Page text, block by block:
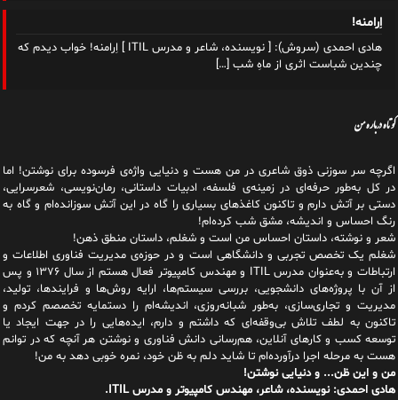
اِرامنه!
هادی احمدی (سروش): [ نویسنده، شاعر و مدرس ITIL ] اِرامنه! خواب دیدم که
چندین شب​است اثری از ماهِ شب […]
کوتاه درباره من
اگرچه سر سوزنی ذوق شاعری در من هست و دنیایی واژه‌‌ی فرسوده برای نوشتن! اما
در کل به‌طور حرفه‌ای در زمینه‌ی فلسفه، ادبیات داستانی، رمان‌نویسی، شعرسرایی،
دستی بر آتش دارم و تاکنون کاغذهای بسیاری را گاه در این آتش سوزانده‌ام و گاه به
رنگ احساس و اندیشه، مشق شب کرده‌ام!
شعر و نوشته، داستان احساس من است و شغلم، داستان منطق ذهن!
شغلم یک تخصص تجربی و دانشگاهی است و در حوزه‌ی مدیریت فناوری اطلاعات و
ارتباطات و به‌عنوان مدرس ITIL و مهندس کامپیوتر فعال هستم از سال ۱۳۷۶ و پس
از آن با پروژه‌های دانشجویی، بررسی سیستم‌ها، ارایه روش‌ها و فرایندها، تولید،
مدیریت و تجاری‌سازی، به‌طور شبانه‌روزی، اندیشه‌ام را دستمایه تخصصم کردم و
تاکنون به لطف تلاش بی‌وقفه‌ای که داشتم و دارم، اید‌ه‌هایی را در جهت ایجاد یا
توسعه کسب و کارهای آنلاین، هم‌رسانی دانش فناوری و نوشتن هر آنچه که در توانم
هست به مرحله اجرا درآورده‌ام تا شاید دلم به ظن خود، نمره خوبی دهد به من!
من و این ظن... و دنیایی نوشتن!
هادی احمدی: نویسنده، شاعر، مهندس کامپیوتر و مدرس ITIL.